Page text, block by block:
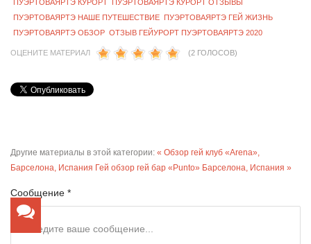
ПУЭРТОВАЯРТЭ КУРОРТ
ПУЭРТОВАЯРТЭ КУРОРТ ОТЗЫВЫ
ПУЭРТОВАЯРТЭ НАШЕ ПУТЕШЕСТВИЕ ПУЭРТОВАЯРТЭ ГЕЙ ЖИЗНЬ
ПУЭРТОВАЯРТЭ ОБЗОР ОТЗЫВ ГЕЙУРОРТ ПУЭРТОВАЯРТЭ 2020
ОЦЕНИТЕ МАТЕРИАЛ (2 ГОЛОСОВ)
Другие материалы в этой категории: « Обзор гей клуб «Arena»,
Барселона, Испания Гей обзор гей бар «Punto» Барселона, Испания »
Сообщение *